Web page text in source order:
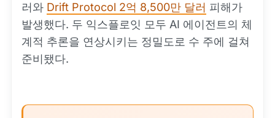
러와 Drift Protocol 2억 8,500만 달러 피해가
발생했다. 두 익스플로잇 모두 AI 에이전트의 체
계적 추론을 연상시키는 정밀도로 수 주에 걸쳐
준비됐다.